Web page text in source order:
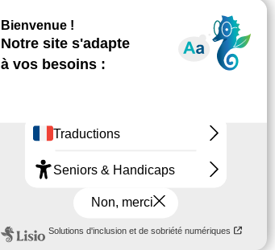
grâce à sa spontanéité,
qui déborde déjà
suite et de son premier
car il est à l’image de
solaire, qui
et rappelle combien la
les coeurs.